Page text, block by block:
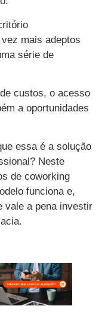
mais adeptos
série de
custos, o acesso
a oportunidades
essa é a solução
Neste
de coworking
funciona e,
vale a pena investir